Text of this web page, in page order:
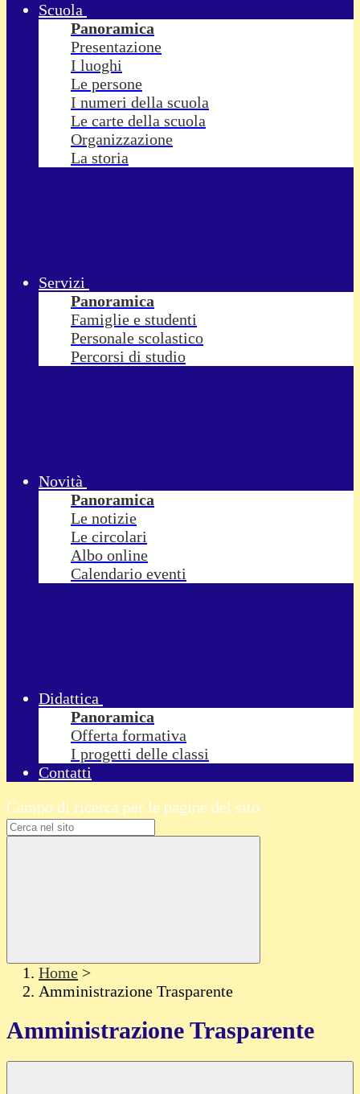
Scuola
Panoramica
Presentazione
I luoghi
Le persone
I numeri della scuola
Le carte della scuola
Organizzazione
La storia
Servizi
Panoramica
Famiglie e studenti
Personale scolastico
Percorsi di studio
Novità
Panoramica
Le notizie
Le circolari
Albo online
Calendario eventi
Didattica
Panoramica
Offerta formativa
I progetti delle classi
Contatti
Campo di ricerca per le pagine del sito
Home >
Amministrazione Trasparente
Amministrazione Trasparente